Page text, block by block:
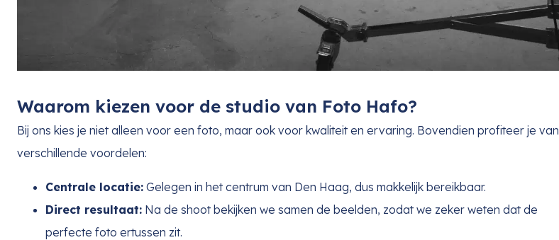
Waarom kiezen voor de studio van Foto Hafo?
Bij ons kies je niet alleen voor een foto, maar ook voor kwaliteit en ervaring. Bovendien profiteer je van
verschillende voordelen:
Centrale locatie: Gelegen in het centrum van Den Haag, dus makkelijk bereikbaar.
Direct resultaat: Na de shoot bekijken we samen de beelden, zodat we zeker weten dat de
perfecte foto ertussen zit.